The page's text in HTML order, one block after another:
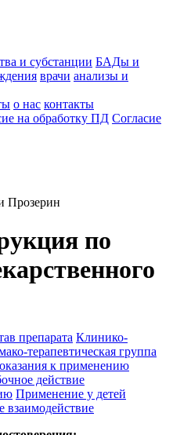
и субстанции БАДы и
врачи анализы и
о нас контакты
на обработку ПД Согласие
Прозерин
по
препарата Клинико-
терапевтическая группа
к применению
действие
Применение у детей
взаимодействие